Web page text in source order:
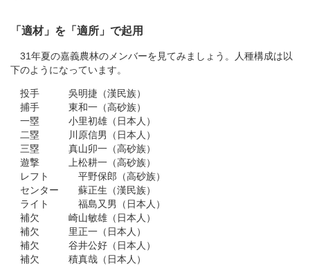
「適材」を「適所」で起用
31年夏の嘉義農林のメンバーを見てみましょう。人種構成は以
下のようになっています。
投手 吳明捷（漢民族）
捕手 東和一（高砂族）
一塁 小里初雄（日本人）
二塁 川原信男（日本人）
三塁 真山卯一（高砂族）
遊撃 上松耕一（高砂族）
レフト 平野保郎（高砂族）
センター 蘇正生（漢民族）
ライト 福島又男（日本人）
補欠 崎山敏雄（日本人）
補欠 里正一（日本人）
補欠 谷井公好（日本人）
補欠 積真哉（日本人）